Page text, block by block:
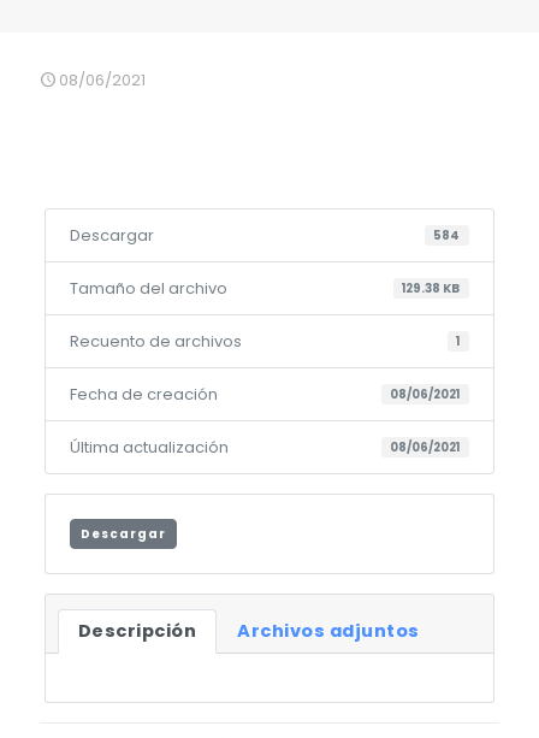
08/06/2021
Descargar 584
Tamaño del archivo 129.38 KB
Recuento de archivos 1
Fecha de creación 08/06/2021
Última actualización 08/06/2021
Descargar
Descripción Archivos adjuntos